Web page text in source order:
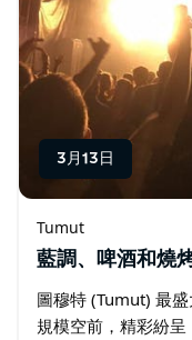
3月13日
Tumut
藍調、啤酒和燒
圖穆特 (Tumut) 最
規模空前，精彩紛